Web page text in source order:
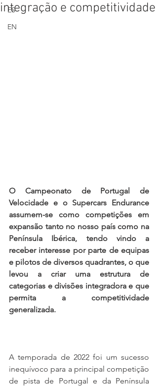
ES
EN
integração e competitividade
O Campeonato de Portugal de
Velocidade e o Supercars Endurance
assumem-se como competições em
expansão tanto no nosso país como na
Península Ibérica, tendo vindo a
receber interesse por parte de equipas
e pilotos de diversos quadrantes, o que
levou a criar uma estrutura de
categorias e divisões integradora e que
permita a competitividade
generalizada.
A temporada de 2022 foi um sucesso
inequívoco para a principal competição
de pista de Portugal e da Península